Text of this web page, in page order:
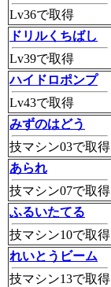
Lv36で取得
ドリルくちばし
Lv39で取得
ハイドロポンプ
Lv43で取得
みずのはどう
技マシン03で取得
あられ
技マシン07で取得
ふるいたてる
技マシン10で取得
れいとうビーム
技マシン13で取得